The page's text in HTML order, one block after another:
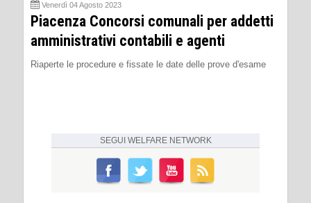
Venerdì 04 Agosto 2023
Piacenza Concorsi comunali per addetti
amministrativi contabili e agenti
Riaperte le procedure e fissate le date delle prove d'esame
SEGUI WELFARE NETWORK